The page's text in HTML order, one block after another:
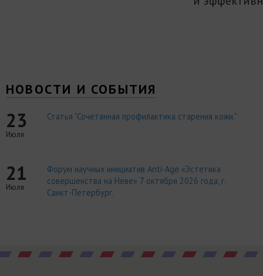
НОВОСТИ И СОБЫТИЯ
23
Июля
Статья "Сочетанная профилактика старения кожи."
21
Июля
Форум научных инициатив Anti-Age «Эстетика
совершенства на Неве» 7 октября 2026 года, г.
Санкт-Петербург.